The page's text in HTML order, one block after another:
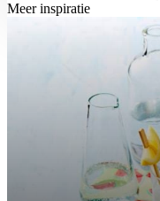
Meer inspiratie